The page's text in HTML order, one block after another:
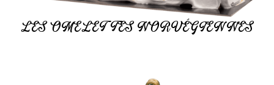
LES OMELETTES NORVÉGIENNES